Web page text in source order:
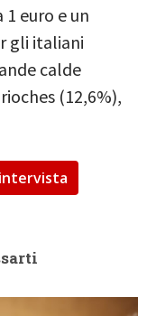
euro e un
gli italiani
calde
(12,6%),